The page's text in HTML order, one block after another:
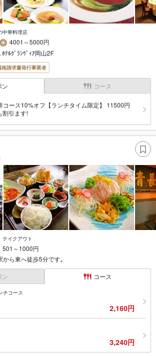
中華料理店
4001～5000円
ﾃﾙｸﾞﾗﾝｳﾞｨｱ岡山2F
格請求書発行事業者
ン コース
コース10%オフ【ランチタイム限定】 11500円
引ます!
イクアウト
501～1000円
ら東へ徒歩5分です｡
ン コース
チコース
2,160円
3,240円